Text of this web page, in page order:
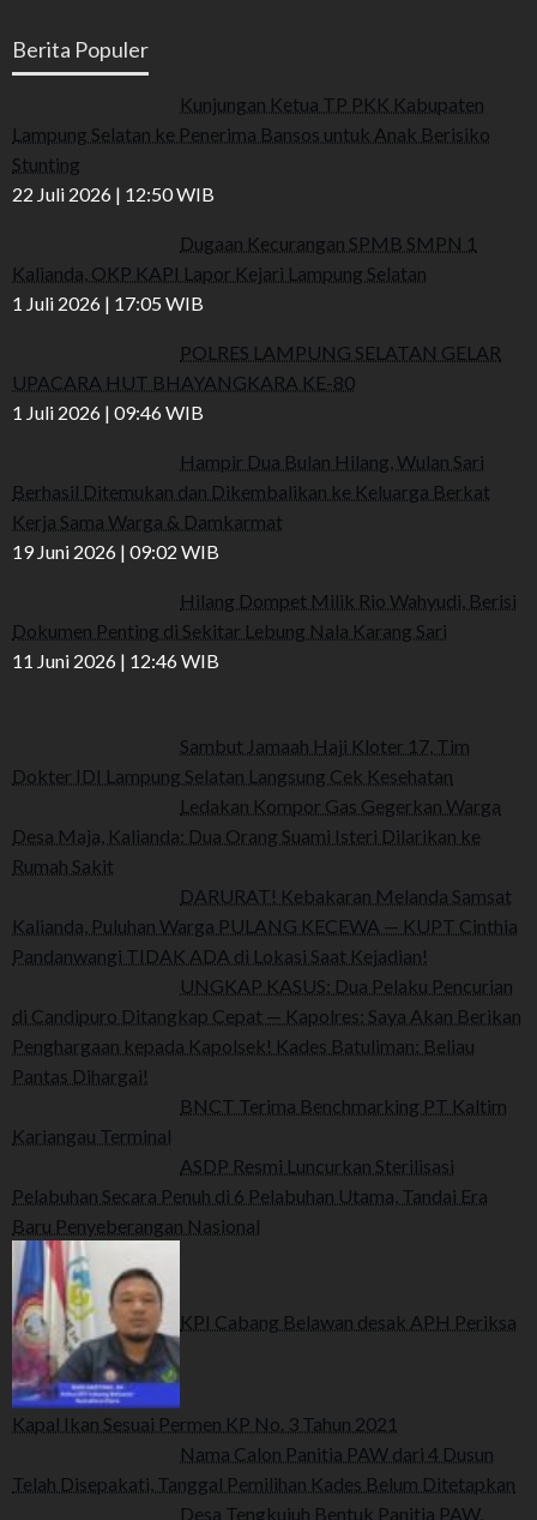
Berita Populer
Kunjungan Ketua TP PKK Kabupaten
Lampung Selatan ke Penerima Bansos untuk Anak Berisiko
Stunting
22 Juli 2026 | 12:50 WIB
Dugaan Kecurangan SPMB SMPN 1
Kalianda, OKP KAPI Lapor Kejari Lampung Selatan
1 Juli 2026 | 17:05 WIB
POLRES LAMPUNG SELATAN GELAR
UPACARA HUT BHAYANGKARA KE-80
1 Juli 2026 | 09:46 WIB
Hampir Dua Bulan Hilang, Wulan Sari
Berhasil Ditemukan dan Dikembalikan ke Keluarga Berkat
Kerja Sama Warga & Damkarmat
19 Juni 2026 | 09:02 WIB
Hilang Dompet Milik Rio Wahyudi, Berisi
Dokumen Penting di Sekitar Lebung Nala Karang Sari
11 Juni 2026 | 12:46 WIB
Sambut Jamaah Haji Kloter 17, Tim
Dokter IDI Lampung Selatan Langsung Cek Kesehatan
Ledakan Kompor Gas Gegerkan Warga
Desa Maja, Kalianda: Dua Orang Suami Isteri Dilarikan ke
Rumah Sakit
DARURAT! Kebakaran Melanda Samsat
Kalianda, Puluhan Warga PULANG KECEWA — KUPT Cinthia
Pandanwangi TIDAK ADA di Lokasi Saat Kejadian!
UNGKAP KASUS: Dua Pelaku Pencurian
di Candipuro Ditangkap Cepat — Kapolres: Saya Akan Berikan
Penghargaan kepada Kapolsek! Kades Batuliman: Beliau
Pantas Dihargai!
BNCT Terima Benchmarking PT Kaltim
Kariangau Terminal
ASDP Resmi Luncurkan Sterilisasi
Pelabuhan Secara Penuh di 6 Pelabuhan Utama, Tandai Era
Baru Penyeberangan Nasional
KPI Cabang Belawan desak APH Periksa
Kapal Ikan Sesuai Permen KP No. 3 Tahun 2021
Nama Calon Panitia PAW dari 4 Dusun
Telah Disepakati, Tanggal Pemilihan Kades Belum Ditetapkan
Desa Tengkujuh Bentuk Panitia PAW,